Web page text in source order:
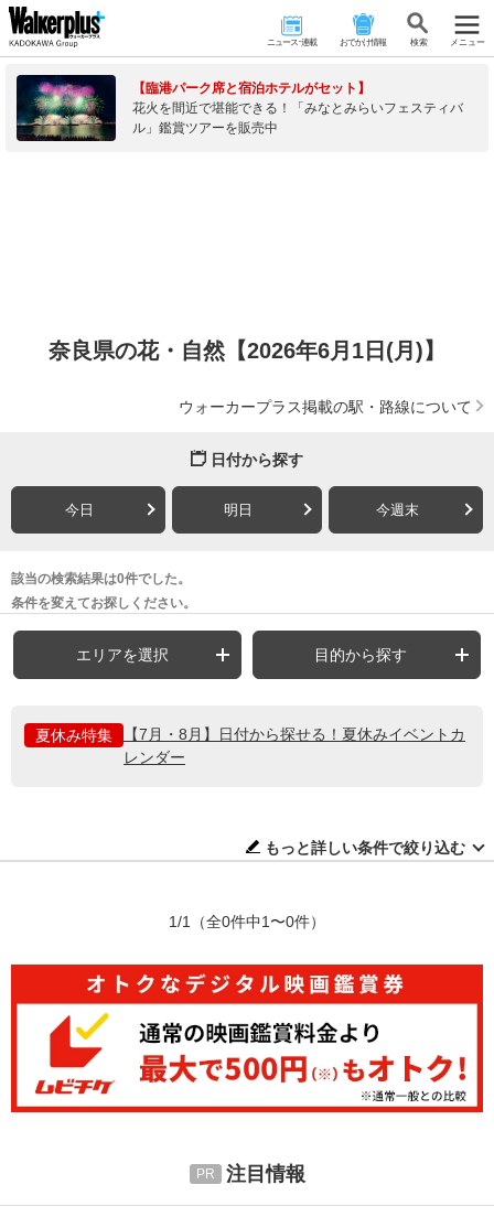
ニュース･連載 おでかけ情報 検 索 メニュー
【臨港パーク席と宿泊ホテルがセット】
花火を間近で堪能できる！「みなとみらいフェスティバ
ル」鑑賞ツアーを販売中
奈良県の花・自然【2026年6月1日(月)】
ウォーカープラス掲載の駅・路線について
日付から探す
今日 明日 今週末
該当の検索結果は0件でした。
条件を変えてお探しください。
エリアを選択 目的から探す
夏休み特集
【7月・8月】日付から探せる！夏休みイベントカ
レンダー
もっと詳しい条件で絞り込む
1/1 （全0件中1〜0件）
注目情報